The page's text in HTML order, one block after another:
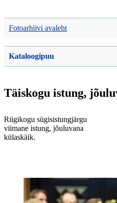
Fotoarhiivi avaleht
Kataloogipuu
Täiskogu istung,
Riigikogu sügisistungjärgu
viimane istung, jõuluvana
külaskäik.